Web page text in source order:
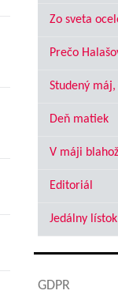
Zo sveta
Prečo
Studený
Deň matiek
V máji
Editoriál
Jedálny
GDPR